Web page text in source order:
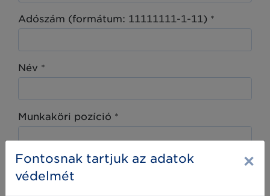
Adószám (formátum: 11111111-1-11) *
Név *
Munkaköri pozíció *
Email cím*
Fontosnak tartjuk az adatok
védelmét
×